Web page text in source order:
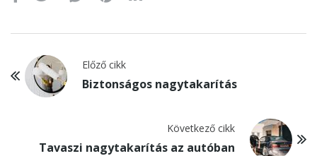
Előző cikk
Biztonságos nagytakarítás
Következő cikk
Tavaszi nagytakarítás az autóban